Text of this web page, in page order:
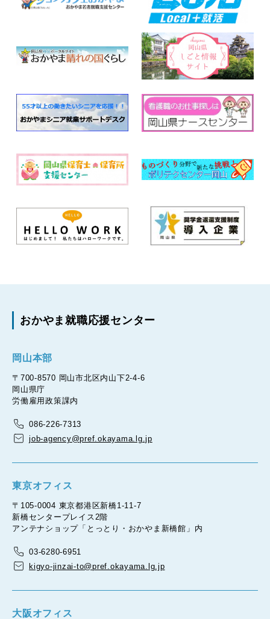
おかやま就職応援センター
岡山本部
〒700-8570 岡山市北区内山下2-4-6
岡山県庁
労働雇用政策課内
086-226-7313
job-agency@pref.okayama.lg.jp
東京オフィス
〒105-0004 東京都港区新橋1-11-7
新橋センタープレイス2階
アンテナショップ「とっとり・おかやま新橋館」内
03-6280-6951
kigyo-jinzai-to@pref.okayama.lg.jp
大阪オフィス